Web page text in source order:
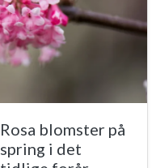
Rosa blomster på
spring i det